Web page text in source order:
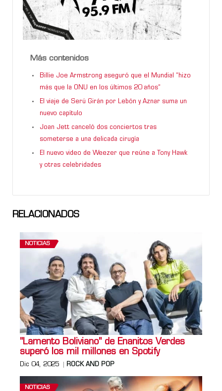
Más contenidos
Billie Joe Armstrong aseguró que el Mundial “hizo
más que la ONU en los últimos 20 años”
El viaje de Serú Girán por Lebón y Aznar suma un
nuevo capítulo
Joan Jett canceló dos conciertos tras
someterse a una delicada cirugía
El nuevo video de Weezer que reúne a Tony Hawk
y otras celebridades
RELACIONADOS
NOTICIAS
"Lamento Boliviano" de Enanitos Verdes
superó los mil millones en Spotify
Dic 04, 2025 ROCK AND POP
NOTICIAS